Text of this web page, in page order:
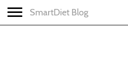
SmartDiet Blog